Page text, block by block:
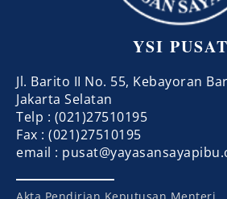
YSI PUSAT
Jl. Barito II No. 55, Kebayoran
Jakarta Selatan
Telp : (021)27510195
Fax : (021)27510195
email :